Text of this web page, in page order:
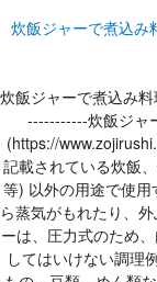
炊飯ジャーで煮込み
炊飯ジャーで煮込み
-----------炊飯ジャ
(https://
記載されている炊飯
等) 以外の用途で使
ら蒸気がもれたり、
ーは、圧力式のため
してはいけない調理